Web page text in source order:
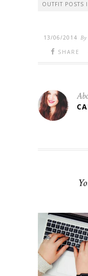
OUTFIT POSTS
13/06/2014 By
SHARE